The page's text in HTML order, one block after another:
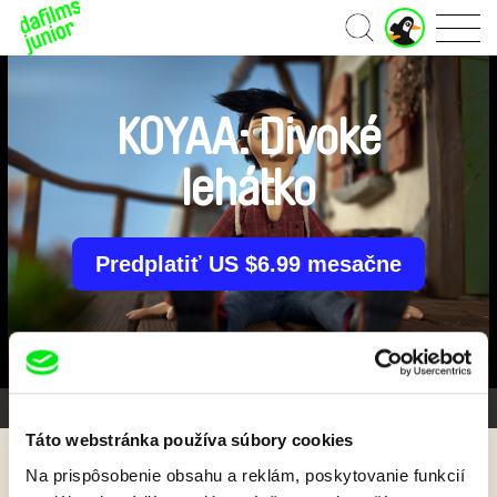
Táto webstránka používa súbory cookies
Na prispôsobenie obsahu a reklám, poskytovanie funkcií
Domov
J
u
n
i
o
r
ú
č
KOYAA: Divoké
lehátko
Predplatiť US $6.99 mesačne
Späť